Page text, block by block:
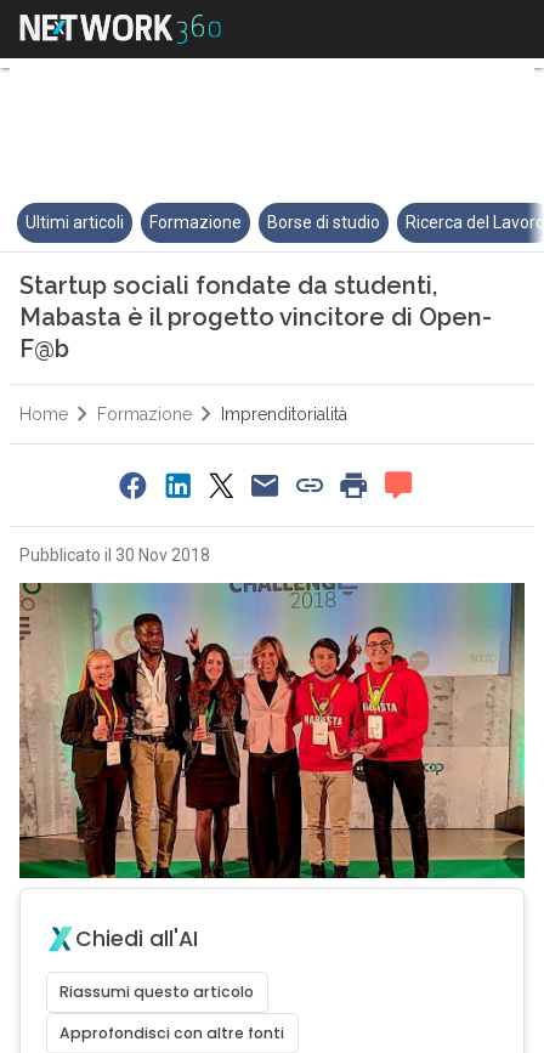
Startup sociali fondate da
Ultimi articoli Formazione Borse di studio Ricerca del
Startup sociali fondate da studenti,
Mabasta è il progetto vincitore di Open-
F@b
Home Formazione Imprenditorialità
Pubblicato il 30 Nov 2018
Chiedi all'AI
Riassumi questo articolo
Approfondisci con altre fonti